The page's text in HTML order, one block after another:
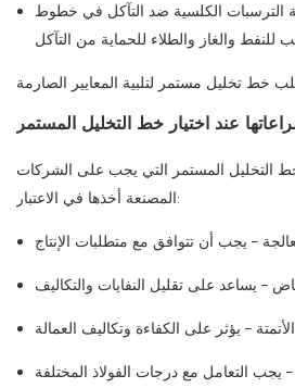
الترسبات الكلسية ضد التآكل في خطوط
عند اختيار خط التخليل المستمر
التخليل المستمر التي يجب على الشركات
المصنعة أخذها في الاعتبار: